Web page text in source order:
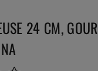
24 CM,